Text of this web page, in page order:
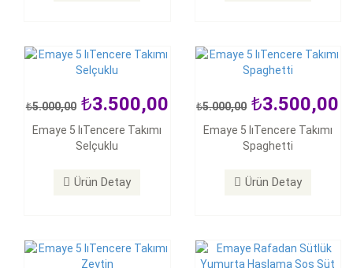
5.000,00 3.500,00
Emaye 5 lıTencere Takımı
Selçuklu
Ürün Detay
5.000,00 3.500,00
Emaye 5 lıTencere Takımı
Spaghetti
Ürün Detay
5.000,00 3.500,00
Emaye 5 lıTencere Takımı
600,00 350,00
Emaye Rafadan Sütlük
Isıtma Tavası Kapaksız